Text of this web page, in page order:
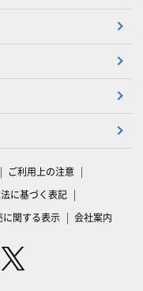
ご利用上の注意
に基づく表記
に関する表示 会社案内